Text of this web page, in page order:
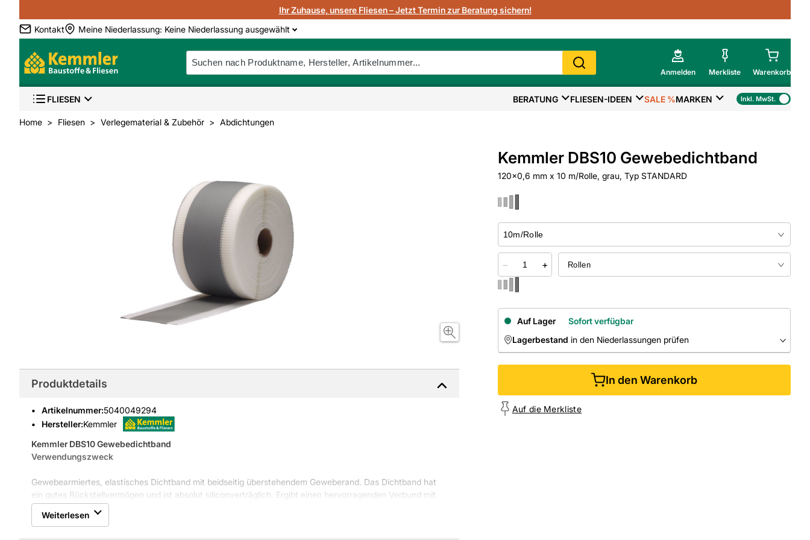
Ihr Zuhause, unsere Fliesen – Jetzt Termin zur Beratung sichern!
Kontakt
Meine Niederlassung: Keine Niederlassung ausgewählt
Anmelden Merkliste Warenkorb
Mein Warenkorb
Zur Kasse
FLIESEN BERATUNG FLIESEN-IDEEN SALE %MARKEN Inkl. MwSt.
Home Fliesen Verlegematerial & Zubehör Abdichtungen
Kemmler DBS10 Gewebedichtband
120x0,6 mm x 10 m/Rolle, grau, Typ STANDARD
− +
Auf Lager
Sofort verfügbar
Lagerbestand in den Niederlassungen prüfen
NIEDERLASSUNGEN
In den Warenkorb
Auf die Merkliste
Produktdetails
Artikelnummer:5040049294
Hersteller:Kemmler
Kemmler DBS10 Gewebedichtband
Verwendungszweck
Gewebearmiertes, elastisches Dichtband mit beidseitig überstehendem Geweberand. Das Dichtband hat
ein gutes Rückstellvermögen und ist absolut siliconverträglich. Ergibt einen hervorragenden Verbund mit
allen unter Fliesen eingesetzten Abdichtungsmaterialien, wie Polymerdispersionen und mineralische
flexible Dichtungsschlämmen sowie Reaktionsharzabdichtungen.
Weiterlesen